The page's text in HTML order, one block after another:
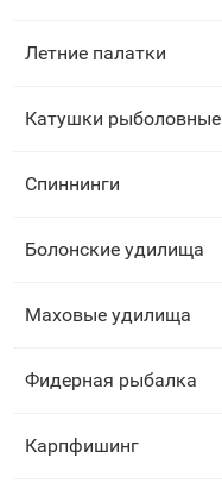
Летние палатки
Катушки рыболовные
Спиннинги
Болонские удилища
Маховые удилища
Фидерная рыбалка
Карпфишинг